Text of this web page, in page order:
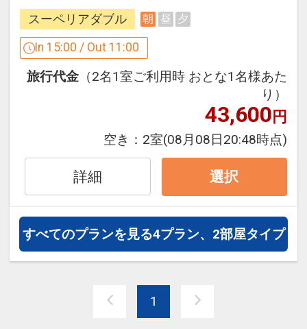
設定期間：2026年4月1日～2027年3月
31日
インターネットコース番号：DP-1-
17873917
●「滞在そのものが、体験そのもの」多
彩なエンターテインメントをご用意して
います。
毎日、いずれかの体験プログラムを実施
いたします。
（1）ヨガ（開催時間：8:00～9:00）
（2）空手（開催時間：8:00～9:00）
（3）日本茶ワークショップ（開催時
間：9:30～10:30）
（4）DJナイト・サックスナイト・コメ
●周辺散策に便利なレンタサイクルをご
※台数に限りがございます。
※内容や時間は予告なく変更される場合
スーペリアダブル 朝 昼 夕
In 15:00 / Out 11:00
旅行代金 （2名1室ご利用時 おとな1名様あた
り）
43,600円
空き： 2室(08月08日20:48時点)
詳細 選択
すべてのプランを見る4プラン、2部屋タイプ
1